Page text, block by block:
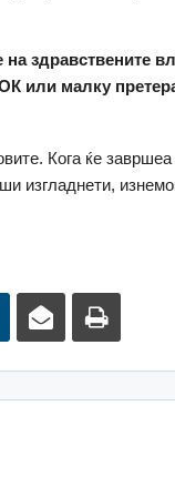
здравствените
или малку
Кога ќе
изгладнети,